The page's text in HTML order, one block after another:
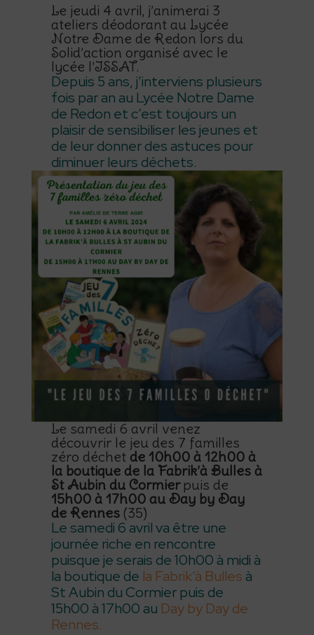
Le jeudi 4 avril, j’animerai 3
ateliers déodorant au Lycée
Notre Dame de Redon lors du
Solid’action organisé avec le
lycée l’ISSAT.
Depuis 5 ans, j’interviens plusieurs
fois par an au Lycée Notre Dame
de Redon et c’est toujours un
plaisir de sensibiliser les jeunes et
de leur donner des astuces pour
diminuer leurs déchets.
Le samedi 6 avril venez
découvrir le jeu des 7 familles
zéro déchet de 10h00 à 12h00 à
la boutique de la Fabrik’à Bulles à
St Aubin du Cormierpuis de
15h00 à 17h00 au Day by Day
de Rennes (35)
Le samedi 6 avril va être une
journée riche en rencontre
puisque je serais de 10h00 à midi à
la boutique de la Fabrik’à Bulles à
St Aubin du Cormier puis de
15h00 à 17h00 au Day by Day de
Rennes.